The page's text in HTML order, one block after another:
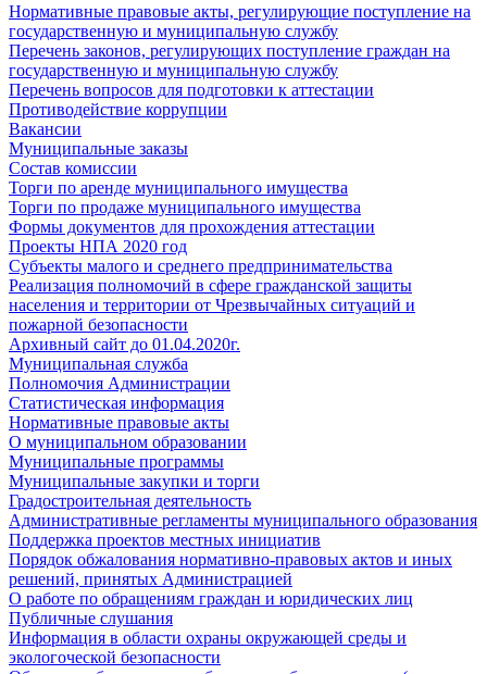
Нормативные правовые акты, регулирующие поступление на
государственную и муниципальную службу
Перечень законов, регулирующих поступление граждан на
государственную и муниципальную службу
Перечень вопросов для подготовки к аттестации
Противодействие коррупции
Вакансии
Муниципальные заказы
Состав комиссии
Торги по аренде муниципального имущества
Торги по продаже муниципального имущества
Формы документов для прохождения аттестации
Проекты НПА 2020 год
Субъекты малого и среднего предпринимательства
Реализация полномочий в сфере гражданской защиты
населения и территории от Чрезвычайных ситуаций и
пожарной безопасности
Архивный сайт до 01.04.2020г.
Муниципальная служба
Полномочия Администрации
Статистическая информация
Нормативные правовые акты
О муниципальном образовании
Муниципальные программы
Муниципальные закупки и торги
Градостроительная деятельность
Административные регламенты муниципального образования
Поддержка проектов местных инициатив
Порядок обжалования нормативно-правовых актов и иных
решений, принятых Администрацией
О работе по обращениям граждан и юридических лиц
Публичные слушания
Информация в области охраны окружающей среды и
экологоческой безопасности